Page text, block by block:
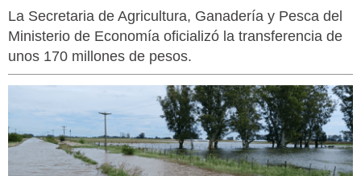
La Secretaria de Agricultura, Ganadería y Pesca del
Ministerio de Economía oficializó la transferencia de
unos 170 millones de pesos.